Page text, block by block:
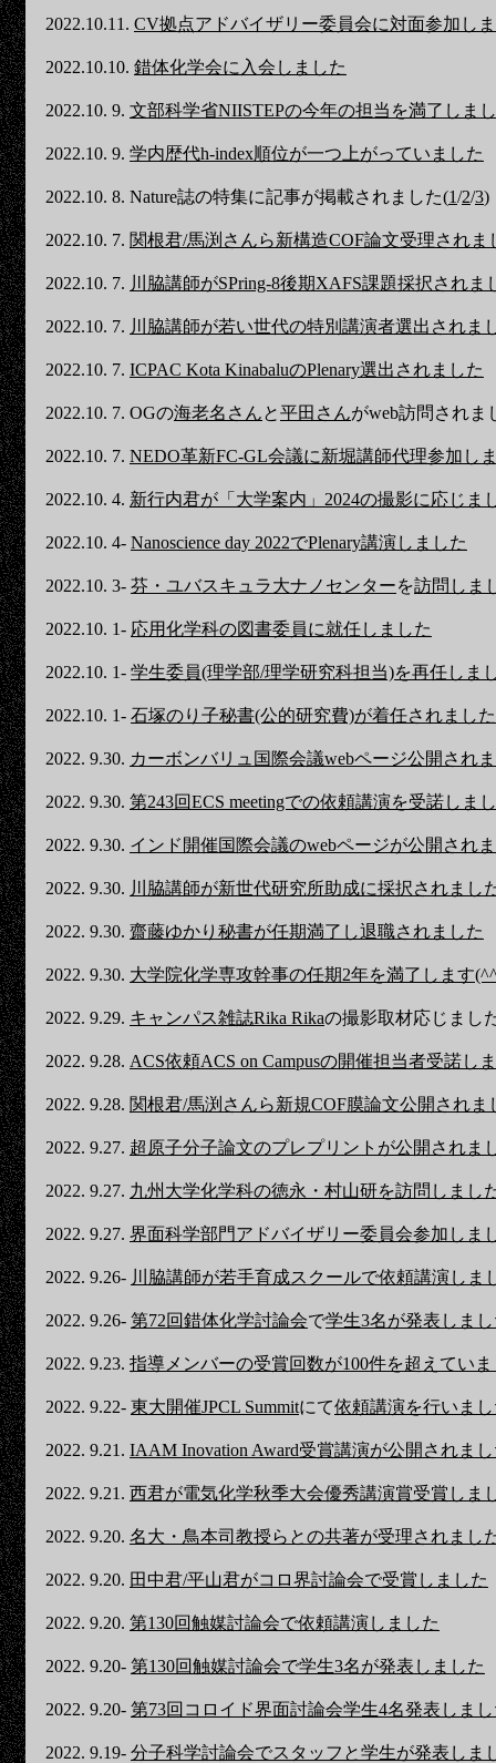
2022.10.11. CV拠点アドバイザリー委員会に対面参加し
2022.10.10. 錯体化学会に入会しました
2022.10. 9. 文部科学省NIISTEPの今年の担当を満了しま
2022.10. 9. 学内歴代h-index順位が一つ上がっていました
2022.10. 8. Nature誌の特集に記事が掲載されました(1/2/3)
2022.10. 7. 関根君/馬渕さんら新構造COF論文受理されま
2022.10. 7. 川脇講師がSPring-8後期XAFS課題採択されま
2022.10. 7. 川脇講師が若い世代の特別講演者選出されま
2022.10. 7. ICPAC Kota KinabaluのPlenary選出されました
2022.10. 7. OGの海老名さんと平田さんがweb訪問されま
2022.10. 7. NEDO革新FC-GL会議に新堀講師代理参加し
2022.10. 4. 新行内君が「大学案内」2024の撮影に応じま
2022.10. 4- Nanoscience day 2022でPlenary講演しました
2022.10. 3- 芬・ユバスキュラ大ナノセンターを訪問しま
2022.10. 1- 応用化学科の図書委員に就任しました
2022.10. 1- 学生委員(理学部/理学研究科担当)を再任しま
2022.10. 1- 石塚のり子秘書(公的研究費)が着任されました
2022. 9.30. カーボンバリュ国際会議webページ公開され
2022. 9.30. 第243回ECS meetingでの依頼講演を受諾しま
2022. 9.30. インド開催国際会議のwebページが公開され
2022. 9.30. 川脇講師が新世代研究所助成に採択されまし
2022. 9.30. 齋藤ゆかり秘書が任期満了し退職されました
2022. 9.30. 大学院化学専攻幹事の任期2年を満了します
2022. 9.29. キャンパス雑誌Rika Rikaの撮影取材応じまし
2022. 9.28. ACS依頼ACS on Campusの開催担当者受諾し
2022. 9.28. 関根君/馬渕さんら新規COF膜論文公開されま
2022. 9.27. 超原子分子論文のプレプリントが公開されま
2022. 9.27. 九州大学化学科の徳永・村山研を訪問しまし
2022. 9.27. 界面科学部門アドバイザリー委員会参加しま
2022. 9.26- 川脇講師が若手育成スクールで依頼講演しま
2022. 9.26- 第72回錯体化学討論会で学生3名が発表しま
2022. 9.23. 指導メンバーの受賞回数が100件を超えてい
2022. 9.22- 東大開催JPCL Summitにて依頼講演を行いま
2022. 9.21. IAAM Inovation Award受賞講演が公開されま
2022. 9.21. 西君が電気化学秋季大会優秀講演賞受賞しま
2022. 9.20. 名大・鳥本司教授らとの共著が受理されまし
2022. 9.20. 田中君/平山君がコロ界討論会で受賞しました
2022. 9.20. 第130回触媒討論会で依頼講演しました
2022. 9.20- 第130回触媒討論会で学生3名が発表しました
2022. 9.20- 第73回コロイド界面討論会学生4名発表しま
2022. 9.19- 分子科学討論会でスタッフと学生が発表しま